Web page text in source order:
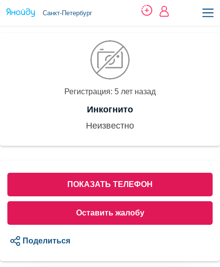
Санкт-Петербург
Регистрация: 5 лет назад
Инкогнито
Неизвестно
ПОКАЗАТЬ ТЕЛЕФОН
Оставить жалобу
Поделиться